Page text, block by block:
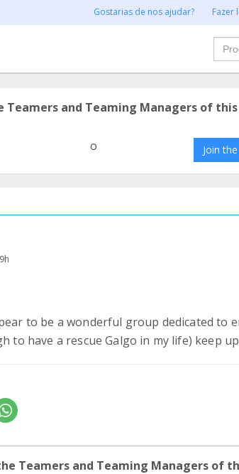
Gostarias de nos ajudar? Fazer
and Teaming Managers of this
o Join
to be a wonderful group dedicated to
to have a rescue Galgo in my life) keep
Teamers and Teaming Managers of